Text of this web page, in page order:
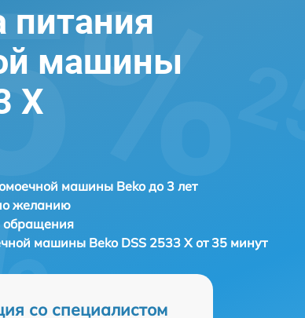
машины
X
машины Beko до 3 лет
желанию
обращения
машины Beko DSS 2533 X от 35 минут
со специалистом